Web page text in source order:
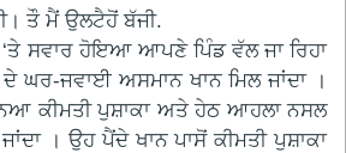
ਤੌ ਮੈਂ ਉਲਟੈਹੋਂ ਬੱਜੀ.
‘ਤੇ ਸਵਾਰ ਹੋਇਆ ਆਪਣੇ ਪਿੰਡ ਵੱਲ ਜਾ ਰਿਹਾ
ਦੇ ਘਰ-ਜਵਾਈ ਅਸਮਾਨ ਖਾਨ ਮਿਲ ਜਾਂਦਾ ।
ਕੀਮਤੀ ਪੁਸ਼ਾਕਾ ਅਤੇ ਹੇਠ ਆਹਲਾ ਨਸਲ
। ਉਹ ਪੈਂਦੇ ਖਾਨ ਪਾਸੋਂ ਕੀਮਤੀ ਪੁਸ਼ਾਕਾ